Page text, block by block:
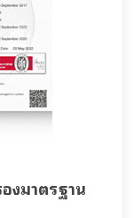
งมาตรฐาน